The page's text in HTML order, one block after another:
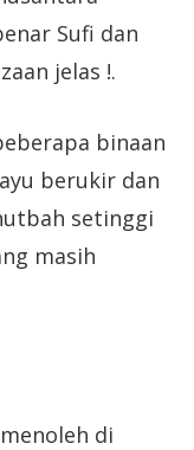
Sufi dan
jelas !.
binaan
berukir dan
setinggi
masih
di